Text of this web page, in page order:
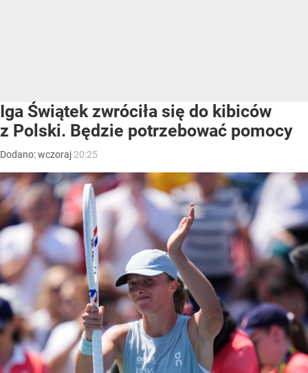
Iga Świątek zwróciła się do kibiców
z Polski. Będzie potrzebować pomocy
Dodano:wczoraj 20:25